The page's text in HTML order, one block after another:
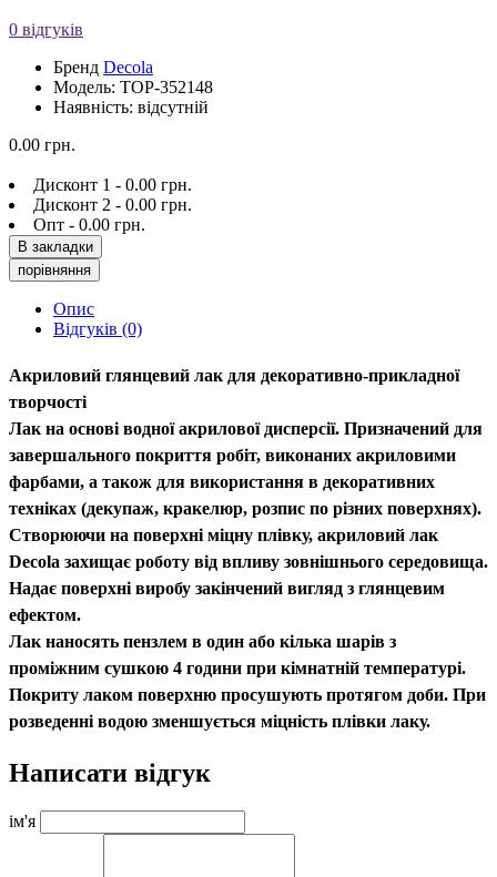
0 відгуків
Бренд Decola
Модель: TOP-352148
Наявність: відсутній
0.00 грн.
Дисконт 1 - 0.00 грн.
Дисконт 2 - 0.00 грн.
Опт - 0.00 грн.
В закладки
порівняння
Опис
Відгуків (0)
Акриловий глянцевий лак для декоративно-прикладної
творчості
Лак на основі водної акрилової дисперсії. Призначений для
завершального покриття робіт, виконаних акриловими
фарбами, а також для використання в декоративних
техніках (декупаж, кракелюр, розпис по різних поверхнях).
Створюючи на поверхні міцну плівку, акриловий лак
Decola захищає роботу від впливу зовнішнього середовища.
Надає поверхні виробу закінчений вигляд з глянцевим
ефектом.
Лак наносять пензлем в один або кілька шарів з
проміжним сушкою 4 години при кімнатній температурі.
Покриту лаком поверхню просушують протягом доби. При
розведенні водою зменшується міцність плівки лаку.
Написати відгук
ім'я